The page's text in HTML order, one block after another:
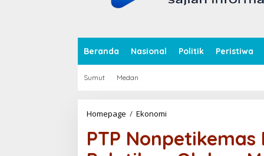
Beranda Nasional Politik Peristiwa
Sumut Medan
Homepage / Ekonomi
P
N
PTP